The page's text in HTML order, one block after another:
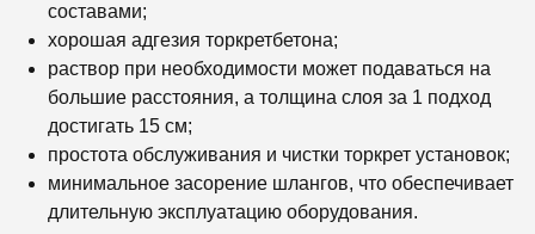
составами;
хорошая адгезия торкретбетона;
раствор при необходимости может подаваться на
большие расстояния, а толщина слоя за 1 подход
достигать 15 см;
простота обслуживания и чистки торкрет установок;
минимальное засорение шлангов, что обеспечивает
длительную эксплуатацию оборудования.